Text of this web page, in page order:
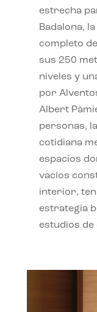
estrecha
Badalona,
completo
sus 250
niveles y
por
Albert
personas,
cotidiana
espacios
vacíos
interior,
estrategia
estudios